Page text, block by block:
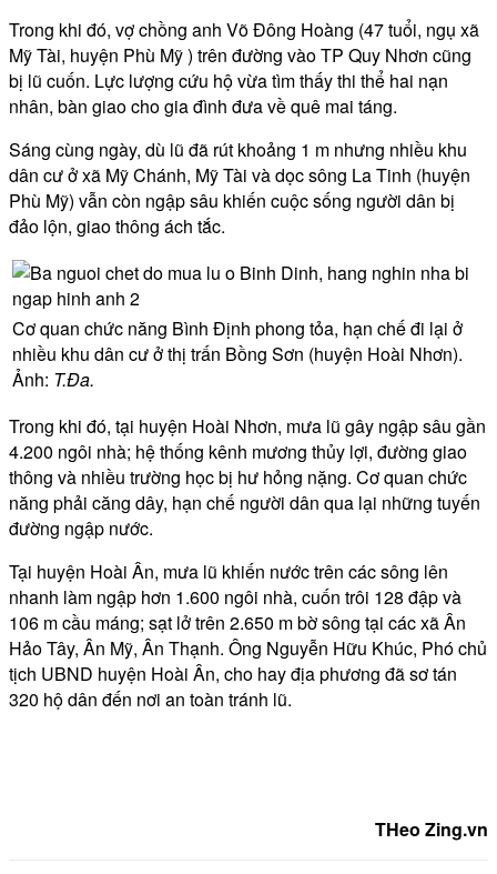
Trong khi đó, vợ chồng anh Võ Đông Hoàng (47 tuổi, ngụ xã
Mỹ Tài, huyện Phù Mỹ ) trên đường vào TP Quy Nhơn cũng
bị lũ cuốn. Lực lượng cứu hộ vừa tìm thấy thi thể hai nạn
nhân, bàn giao cho gia đình đưa về quê mai táng.
Sáng cùng ngày, dù lũ đã rút khoảng 1 m nhưng nhiều khu
dân cư ở xã Mỹ Chánh, Mỹ Tài và dọc sông La Tinh (huyện
Phù Mỹ) vẫn còn ngập sâu khiến cuộc sống người dân bị
đảo lộn, giao thông ách tắc.
Cơ quan chức năng Bình Định phong tỏa, hạn chế đi lại ở
nhiều khu dân cư ở thị trấn Bồng Sơn (huyện Hoài Nhơn).
Ảnh: T.Đa.
Trong khi đó, tại huyện Hoài Nhơn, mưa lũ gây ngập sâu gần
4.200 ngôi nhà; hệ thống kênh mương thủy lợi, đường giao
thông và nhiều trường học bị hư hỏng nặng. Cơ quan chức
năng phải căng dây, hạn chế người dân qua lại những tuyến
đường ngập nước.
Tại huyện Hoài Ân, mưa lũ khiến nước trên các sông lên
nhanh làm ngập hơn 1.600 ngôi nhà, cuốn trôi 128 đập và
106 m cầu máng; sạt lở trên 2.650 m bờ sông tại các xã Ân
Hảo Tây, Ân Mỹ, Ân Thạnh. Ông Nguyễn Hữu Khúc, Phó chủ
tịch UBND huyện Hoài Ân, cho hay địa phương đã sơ tán
320 hộ dân đến nơi an toàn tránh lũ.
THeo Zing.vn